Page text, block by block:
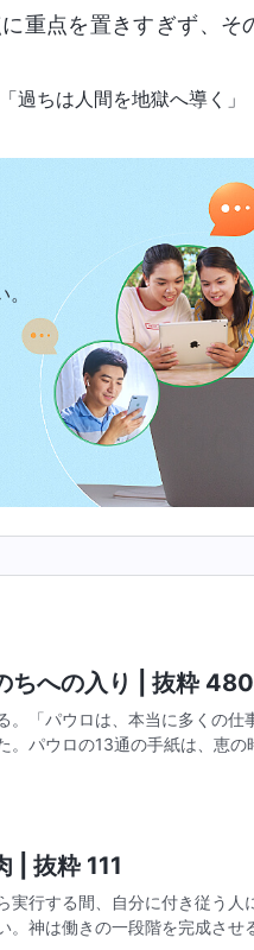
重点を置きすぎず、そ
過ちは人間を地獄へ導く」
ちへの入り | 抜粋 480
。「パウロは、本当に多くの仕
。パウロの13通の手紙は、恵
| 抜粋 111
行する間、自分に付き従う人
。神は働きの一段階を完成させ